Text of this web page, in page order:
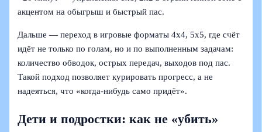
акцентом на обыгрыш и быстрый пас.
Дальше — переход в игровые форматы 4х4, 5х5, где счёт
идёт не только по голам, но и по выполненным задачам:
количество обводок, острых передач, выходов под пас.
Такой подход позволяет курировать прогресс, а не
надеяться, что «когда‑нибудь само придёт».
Дети и подростки: как не «убить»